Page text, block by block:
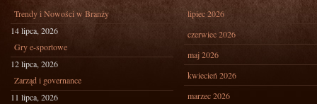
Trendy i Nowości w Branży
14 lipca, 2026
Gry e-sportowe
12 lipca, 2026
Zarząd i governance
11 lipca, 2026
lipiec 2026
czerwiec 2026
maj 2026
kwiecień 2026
marzec 2026